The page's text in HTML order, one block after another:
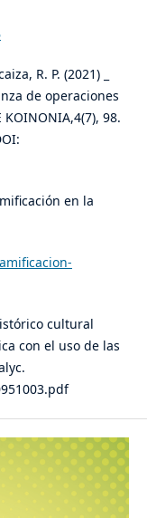
R. P. (2021) _
de operaciones
98.
en la
cultural
con el uso de las